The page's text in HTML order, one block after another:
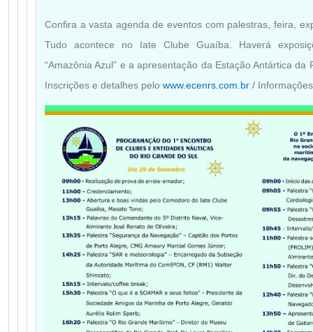
Confira a vasta agenda de eventos com palestras, feira,
Tudo acontece no Iate Clube Guaíba. Haverá
“Amazônia Azul” e a apresentação da Estação Antártica
Inscrições e detalhes pelo www.ecenrs.com.br /